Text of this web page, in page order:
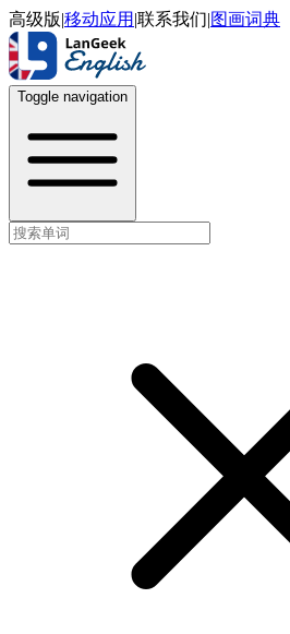
高级版|移动应用 |联系我们|图画词典
Toggle navigation